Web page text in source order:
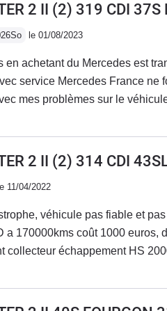
2 II (2) 319 CDI 37S
le 01/08/2023
en achetant du Mercedes est
service Mercedes France ne font
mes problèmes sur le
ferme mal, code et phare ne
le charnière, direction
17 litres au 100 km en
excessif.,J'ai eu de nombreux
et une assistance qui vous
au plus vite. Car
rencontré d'autres
2 II (2) 314 CDI
le 11/04/2022
véhicule pas fiable et
a 170000kms coût 1000 euros,
collecteur échappement HS
véhicule a 278000 kms et